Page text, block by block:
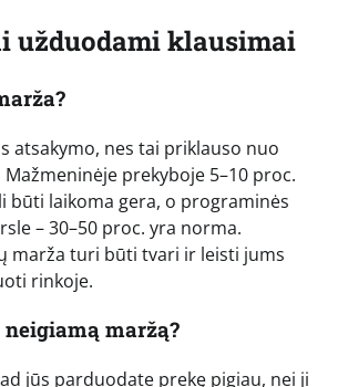
užduodami klausimai
atsakymo, nes tai priklauso nuo
prekyboje 5–10 proc.
būti laikoma gera, o programinės
– 30–50 proc. yra norma.
marža turi būti tvari ir leisti jums
rinkoje.
maržą?
jūs parduodate prekę pigiau, nei ji